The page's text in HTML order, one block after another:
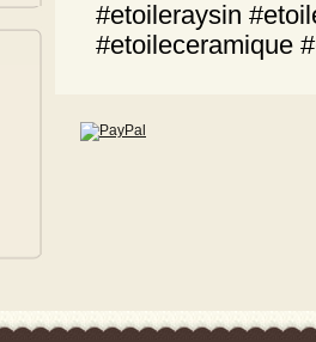
#etoileraysin
#etoileceramique